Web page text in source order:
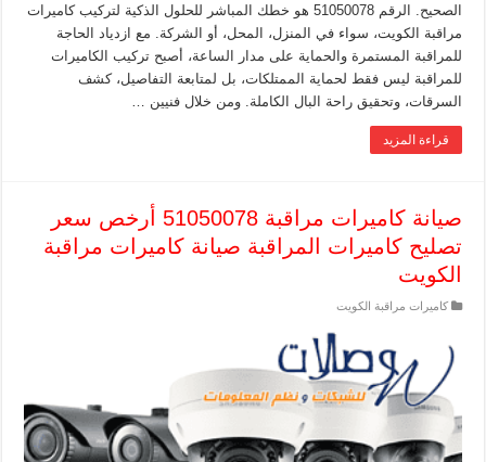
الصحيح. الرقم 51050078 هو خطك المباشر للحلول الذكية لتركيب كاميرات
مراقبة الكويت، سواء في المنزل، المحل، أو الشركة. مع ازدياد الحاجة
للمراقبة المستمرة والحماية على مدار الساعة، أصبح تركيب الكاميرات
للمراقبة ليس فقط لحماية الممتلكات، بل لمتابعة التفاصيل، كشف
السرقات، وتحقيق راحة البال الكاملة. ومن خلال فنيين …
قراءة المزيد
صيانة كاميرات مراقبة 51050078 أرخص سعر
تصليح كاميرات المراقبة صيانة كاميرات مراقبة
الكويت
كاميرات مراقبة الكويت